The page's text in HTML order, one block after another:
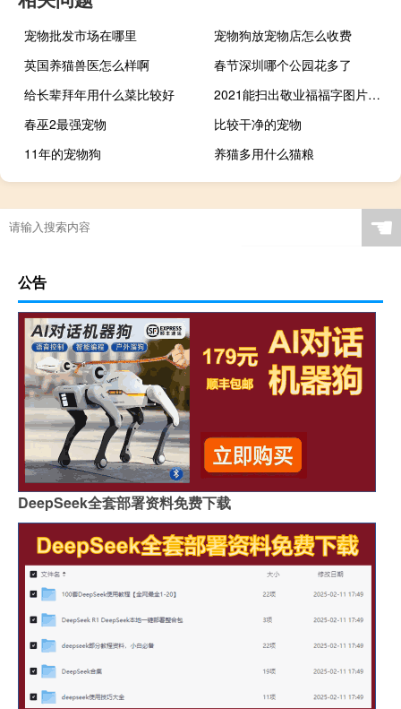
宠物批发市场在哪里
宠物狗放宠物店怎么收费
英国养猫兽医怎么样啊
春节深圳哪个公园花多了
给长辈拜年用什么菜比较好
2021能扫出敬业福福字图片大全（2021敬业福福字图片 快吧手游）
春巫2最强宠物
比较干净的宠物
11年的宠物狗
养猫多用什么猫粮
☚
公告
DeepSeek全套部署资料免费下载